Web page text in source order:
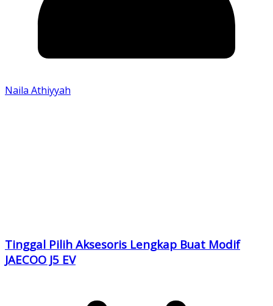
Naila Athiyyah
Tinggal Pilih Aksesoris Lengkap Buat Modif
JAECOO J5 EV